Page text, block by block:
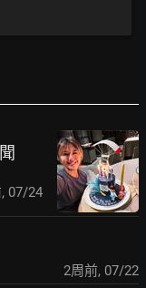
, 07/24
2周前, 07/22